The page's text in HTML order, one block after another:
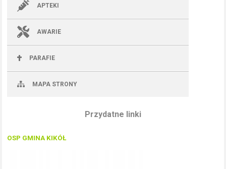
APTEKI
AWARIE
PARAFIE
MAPA STRONY
Przydatne linki
OSP GMINA KIKÓŁ